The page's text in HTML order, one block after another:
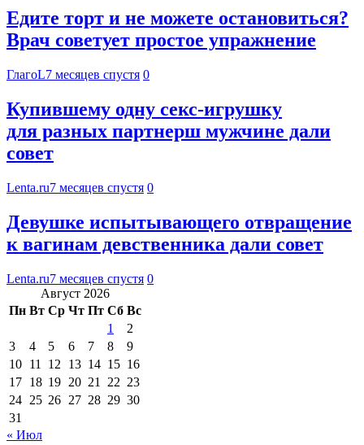
Едите торт и не можете остановиться?
Врач советует простое упражнение
ГлагоL7 месяцев спустя 0
Купившему одну секс-игрушку
для разных партнерш мужчине дали
совет
Lenta.ru7 месяцев спустя 0
Девушке испытывающего отвращение
к вагинам девственника дали совет
Lenta.ru7 месяцев спустя 0
Август 2026
Пн Вт Ср Чт Пт Сб Вс
1
2
3
4 5 6 7 8
9
10 11 12 13 14 15 16
17 18 19 20 21 22 23
24 25 26 27 28 29 30
31
« Июл